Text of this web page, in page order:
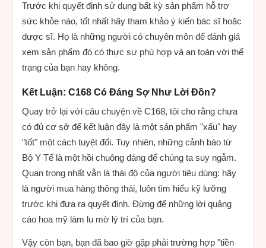
Trước khi quyết định sử dụng bất kỳ sản phẩm hỗ trợ
sức khỏe nào, tốt nhất hãy tham khảo ý kiến bác sĩ hoặc
dược sĩ. Họ là những người có chuyên môn để đánh giá
xem sản phẩm đó có thực sự phù hợp và an toàn với thể
trạng của bạn hay không.
Kết Luận: C168 Có Đáng Sợ Như Lời Đồn?
Quay trở lại với câu chuyện về C168, tôi cho rằng chưa
có đủ cơ sở để kết luận đây là một sản phẩm "xấu" hay
"tốt" một cách tuyệt đối. Tuy nhiên, những cảnh báo từ
Bộ Y Tế là một hồi chuông đáng để chúng ta suy ngẫm.
Quan trọng nhất vẫn là thái độ của người tiêu dùng: hãy
là người mua hàng thông thái, luôn tìm hiểu kỹ lưỡng
trước khi đưa ra quyết định. Đừng để những lời quảng
cáo hoa mỹ làm lu mờ lý trí của bạn.
Vậy còn bạn, bạn đã bao giờ gặp phải trường hợp "tiền